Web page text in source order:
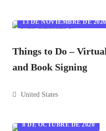
13 DE NOVIEMBRE DE 2020
Things to Do –
and Book Signing
United States
8 DE OCTUBRE DE 2020